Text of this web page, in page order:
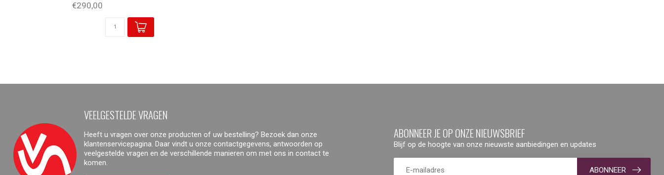
€290,00
VEELGESTELDE VRAGEN
Heeft u vragen over onze producten of uw bestelling? Bezoek dan onze
klantenservicepagina. Daar vindt u onze contactgegevens, antwoorden op
veelgestelde vragen en de verschillende manieren om met ons in contact te
komen.
ABONNEER JE OP ONZE NIEUWSBRIEF
Blijf op de hoogte van onze nieuwste aanbiedingen en updates
ABONNEER